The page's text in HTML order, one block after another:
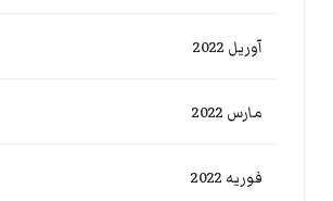
آوریل 2022
مارس 2022
فوریه 2022